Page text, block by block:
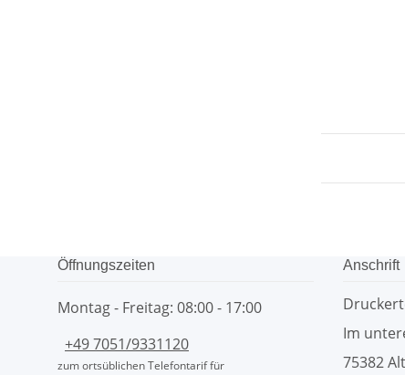
Öffnungszeiten
Montag - Freitag: 08:00 - 17:00
+49 7051/9331120
zum ortsüblichen Telefontarif für
Anschrift
Im
75382